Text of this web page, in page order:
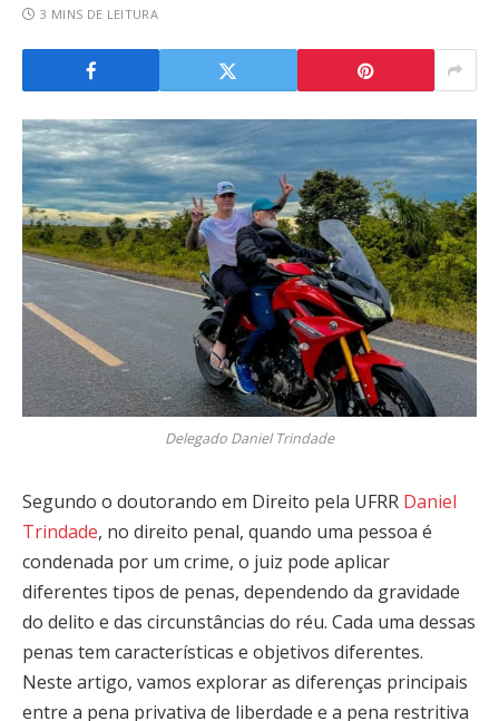
3 MINS DE LEITURA
Delegado Daniel Trindade
Segundo o doutorando em Direito pela UFRR Daniel
Trindade, no direito penal, quando uma pessoa é
condenada por um crime, o juiz pode aplicar
diferentes tipos de penas, dependendo da gravidade
do delito e das circunstâncias do réu. Cada uma dessas
penas tem características e objetivos diferentes.
Neste artigo, vamos explorar as diferenças principais
entre a pena privativa de liberdade e a pena restritiva